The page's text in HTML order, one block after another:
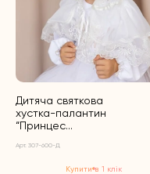
Дитяча святкова
хустка-палантин
“Принцес...
Арт. 307-600-Д
Купити в 1 клік